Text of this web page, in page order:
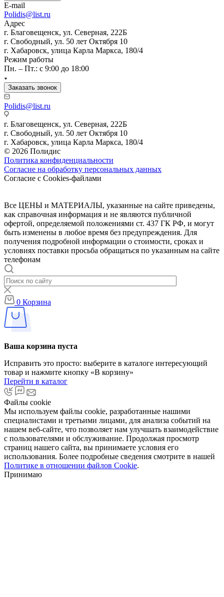
E-mail
Polidis@list.ru
Адрес
г. Благовещенск, ул. Северная, 222Б
г. Свободный, ул. 50 лет Октября 10
г. Хабаровск, улица Карла Маркса, 180/4
Режим работы
Пн. – Пт.: с 9:00 до 18:00
Заказать звонок
Polidis@list.ru
г. Благовещенск, ул. Северная, 222Б
г. Свободный, ул. 50 лет Октября 10
г. Хабаровск, улица Карла Маркса, 180/4
© 2026 Полидис
Политика конфиденциальности
Согласие на обработку персональных данных
Согласие с Cookies-файлами
Все ЦЕНЫ и МАТЕРИАЛЫ, указанные на сайте приведены,
как справочная информация и не являются публичной
офертой, определяемой положениями ст. 437 ГК РФ, и могут
быть изменены в любое время без предупреждения. Для
получения подробной информации о стоимости, сроках и
условиях поставки просьба обращаться по указанным на сайте
телефонам
0 Корзина
Ваша корзина пуста
Исправить это просто: выберите в каталоге интересующий
товар и нажмите кнопку «В корзину»
Перейти в каталог
Файлы cookie
Мы используем файлы cookie, разработанные нашими
специалистами и третьими лицами, для анализа событий на
нашем веб-сайте, что позволяет нам улучшать взаимодействие
с пользователями и обслуживание. Продолжая просмотр
страниц нашего сайта, вы принимаете условия его
использования. Более подробные сведения смотрите в нашей
Политике в отношении файлов Cookie.
Принимаю